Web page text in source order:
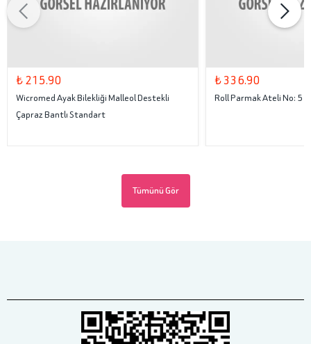
₺ 215.90
Wicromed Ayak Bilekliği Malleol Destekli
Çapraz Bantlı Standart
₺ 336.90
Roll Parmak Ateli No: 5
Tümünü Gör